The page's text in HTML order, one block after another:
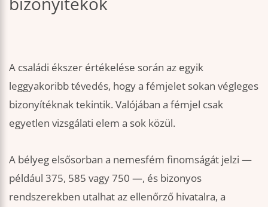
A családi ékszer értékelése során az egyik
leggyakoribb tévedés, hogy a fémjelet sokan végleges
bizonyítéknak tekintik. Valójában a fémjel csak
egyetlen vizsgálati elem a sok közül.
A bélyeg elsősorban a nemesfém finomságát jelzi —
például 375, 585 vagy 750 —, és bizonyos
rendszerekben utalhat az ellenőrző hivatalra, a